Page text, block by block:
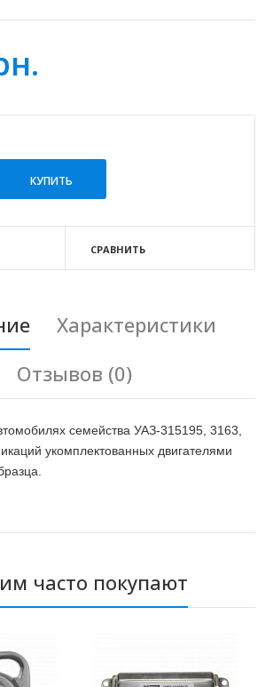
СРАВНИТЬ
Характеристики
Отзывов (0)
семейства УАЗ-315195, 3163,
укомплектованных двигателями
часто покупают